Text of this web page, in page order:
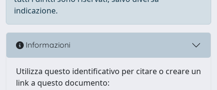
indicazione.
Informazioni
Utilizza questo identificativo per citare o creare un
link a questo documento: